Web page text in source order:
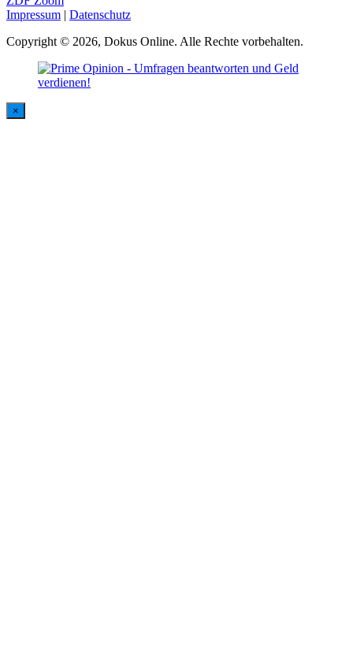
Impressum | Datenschutz
Copyright © 2026, Dokus Online. Alle Rechte vorbehalten.
×